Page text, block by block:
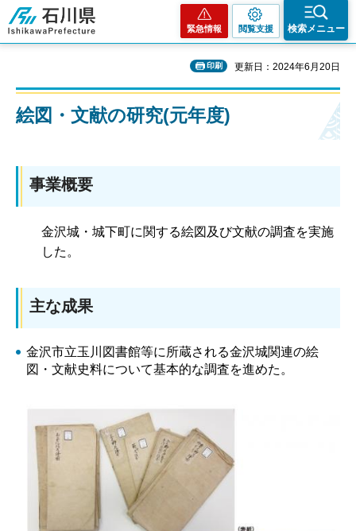
石川県
緊急情報 閲覧支援 検索メニュー
印刷 更新日：2024年6月20日
絵図・文献の研究(元年度)
事業概要
金沢城・城下町に関する絵図及び文献の調査を実施
した。
主な成果
金沢市立玉川図書館等に所蔵される金沢城関連の絵
図・文献史料について基本的な調査を進めた。